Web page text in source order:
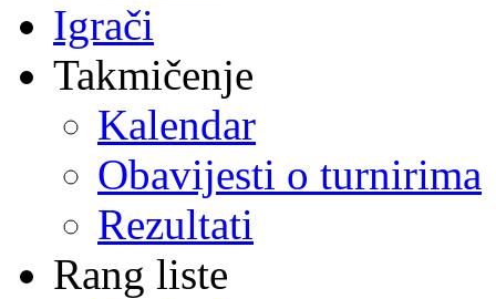
Igrači
Takmičenje
Kalendar
Obavijesti o turnirima
Rezultati
Rang liste